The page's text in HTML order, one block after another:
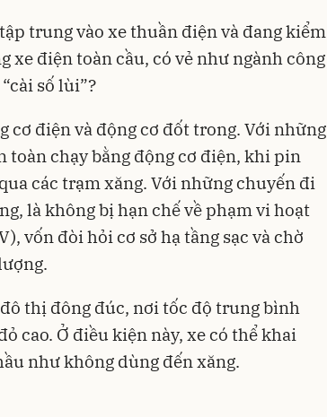
trung vào xe thuần điện và đang kiểm
xe điện toàn cầu, có vẻ như ngành công
số lùi”?
cơ điện và động cơ đốt trong. Với những
toàn chạy bằng động cơ điện, khi pin
các trạm xăng. Với những chuyến đi
là không bị hạn chế về phạm vi hoạt
vốn đòi hỏi cơ sở hạ tầng sạc và chờ
thị đông đúc, nơi tốc độ trung bình
cao. Ở điều kiện này, xe có thể khai
như không dùng đến xăng.